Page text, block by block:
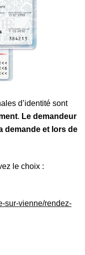
d’identité sont
. Le demandeur
demande et lors de
le choix :
sur-vienne/rendez-